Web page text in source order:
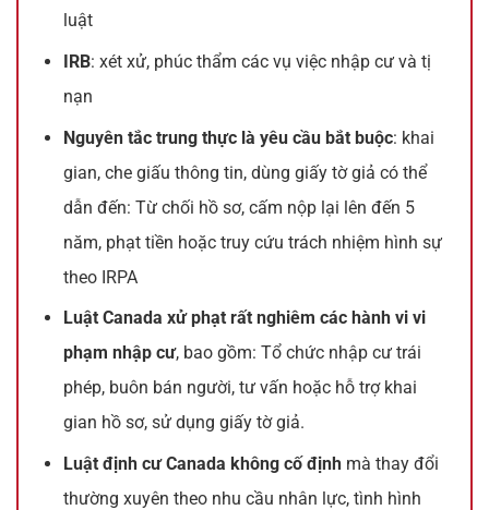
luật
IRB: xét xử, phúc thẩm các vụ việc nhập cư và tị
nạn
Nguyên tắc trung thực là yêu cầu bắt buộc: khai
gian, che giấu thông tin, dùng giấy tờ giả có thể
dẫn đến: Từ chối hồ sơ, cấm nộp lại lên đến 5
năm, phạt tiền hoặc truy cứu trách nhiệm hình sự
theo IRPA
Luật Canada xử phạt rất nghiêm các hành vi vi
phạm nhập cư, bao gồm: Tổ chức nhập cư trái
phép, buôn bán người, tư vấn hoặc hỗ trợ khai
gian hồ sơ, sử dụng giấy tờ giả.
Luật định cư Canada không cố định mà thay đổi
thường xuyên theo nhu cầu nhân lực, tình hình